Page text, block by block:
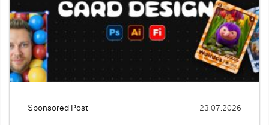
Sponsored Post 23.07.2026